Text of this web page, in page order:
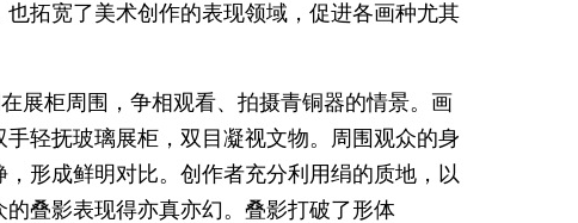
拓宽了美术创作的表现领域，促进各画种尤其
展柜周围，争相观看、拍摄青铜器的情景。画
轻抚玻璃展柜，双目凝视文物。周围观众的身
形成鲜明对比。创作者充分利用绢的质地，以
叠影表现得亦真亦幻。叠影打破了形体